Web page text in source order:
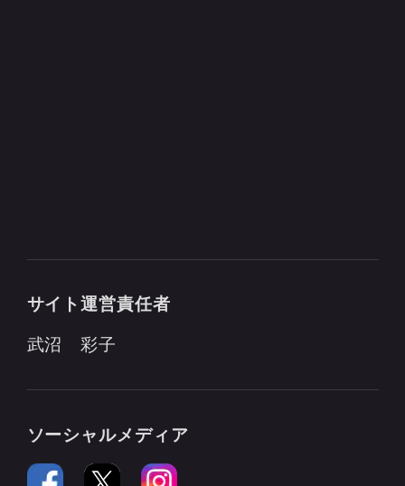
サイト運営責任者
武沼 彩子
ソーシャルメディア